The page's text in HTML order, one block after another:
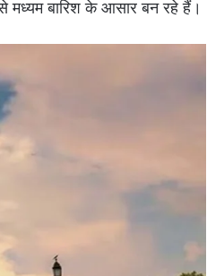
मध्यम बारिश के आसार बन रहे हैं।